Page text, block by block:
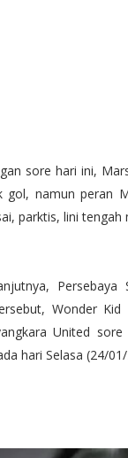
sore hari ini,
gol, namun peran
parktis, lini tengah
Wonder
United
hari Selasa (24/